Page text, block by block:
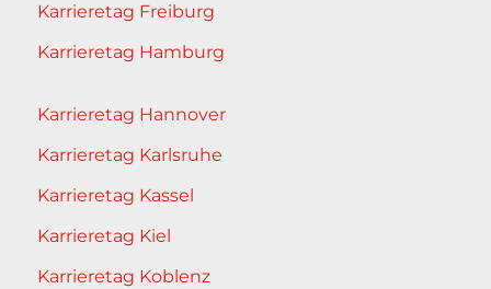
Karrieretag Freiburg
Karrieretag Hamburg
Karrieretag Hannover
Karrieretag Karlsruhe
Karrieretag Kassel
Karrieretag Kiel
Karrieretag Koblenz